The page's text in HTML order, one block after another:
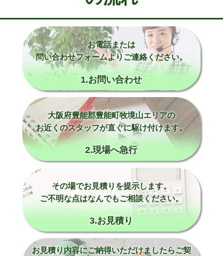
お電話または
問い合わせフォームよりご連絡ください。
1.お問い合わせ
大阪府豊能郡豊能町牧境山エリアの
お近くのスタッフが直ぐに駆け付けます。
2.現場へ急行
その場でお見積りを提示します。
ご不明な点はなんでもご相談ください。
3.お見積り
お見積り内容にご納得いただけましたらご契